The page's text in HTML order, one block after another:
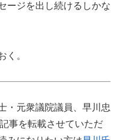
ージを出し続けるしかな
く。
・元衆議院議員、早川忠
事を転載させていただ